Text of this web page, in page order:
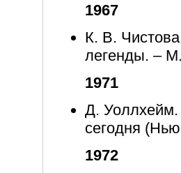
1967
К. В.
легенды. –
1971
Д. Уоллхейм.
сегодня
1972